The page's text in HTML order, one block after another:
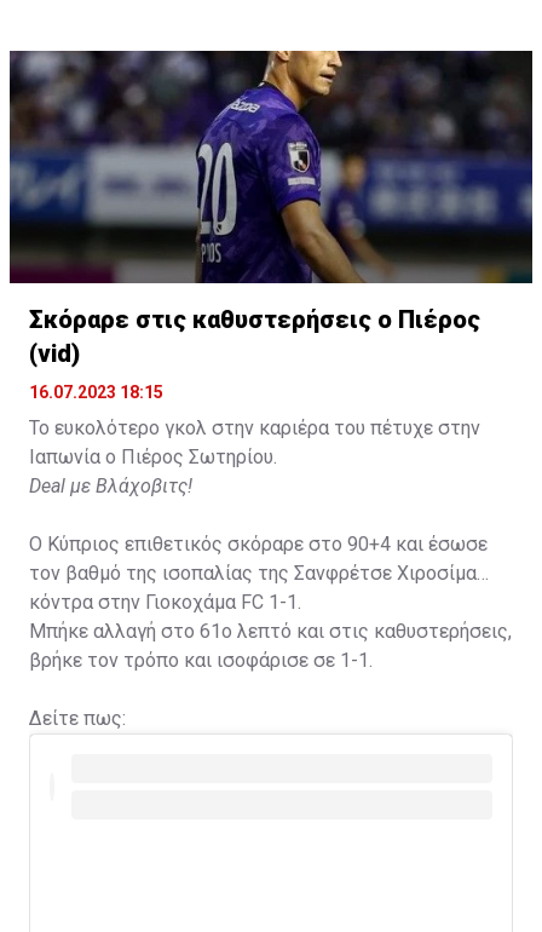
Σκόραρε στις καθυστερήσεις ο Πιέρος
(vid)
16.07.2023 18:15
Το ευκολότερο γκολ στην καριέρα του πέτυχε στην
Ιαπωνία ο Πιέρος Σωτηρίου.
Deal με Βλάχοβιτς!
Ο Κύπριος επιθετικός σκόραρε στο 90+4 και έσωσε
τον βαθμό της ισοπαλίας της Σανφρέτσε Χιροσίμα
κόντρα στην Γιοκοχάμα FC 1-1.
Μπήκε αλλαγή στο 61ο λεπτό και στις καθυστερήσεις,
βρήκε τον τρόπο και ισοφάρισε σε 1-1.
Δείτε πως: